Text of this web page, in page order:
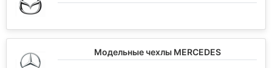
Модельные чехлы MERCEDES